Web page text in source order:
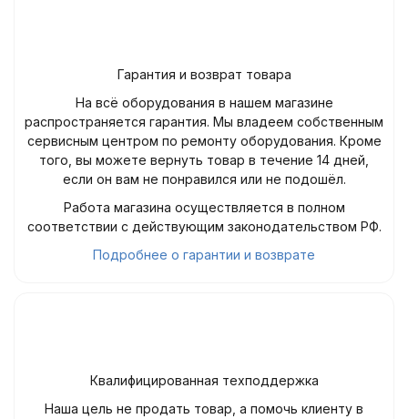
Гарантия и возврат товара
На всё оборудования в нашем магазине
распространяется гарантия. Мы владеем собственным
сервисным центром по ремонту оборудования. Кроме
того, вы можете вернуть товар в течение 14 дней,
если он вам не понравился или не подошёл.
Работа магазина осуществляется в полном
соответствии с действующим законодательством РФ.
Подробнее о гарантии и возврате
Квалифицированная техподдержка
Наша цель не продать товар, а помочь клиенту в